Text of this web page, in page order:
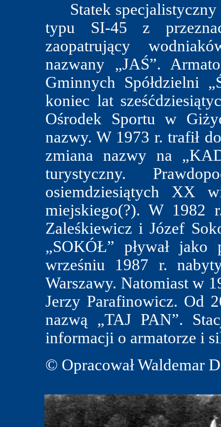
Statek specjalistyczny
typu SI-45 z
zaopatrujący
nazwany „JAŚ”.
Gminnych Spółdzielni
koniec lat
Ośrodek Sportu w
nazwy. W 1973 r. trafił
zmiana nazwy na
turystyczny.
osiemdziesiątych XX
miejskiego(?). W 1982
Zaleśkiewicz i Józef
„SOKÓŁ” pływał jako
wrześniu 1987 r.
Warszawy. Natomiast w
Jerzy Parafinowicz. Od
nazwą „TAJ PAN”.
informacji o armatorze i
© Opracował Waldemar